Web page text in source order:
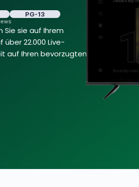
PG-13
Sie sie auf Ihrem
über 22.000 Live-
auf Ihren bevorzugten